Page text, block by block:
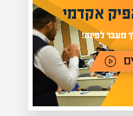
באתר